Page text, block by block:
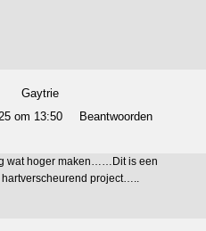
Gaytrie
om 13:50
Beantwoorden
wat hoger maken……Dit is een
project…..